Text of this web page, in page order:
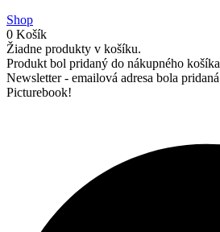
Shop
0 Košík
Žiadne produkty v košíku.
Produkt bol pridaný do nákupného košíka
Newsletter - emailová adresa bola pridaná
Picturebook!